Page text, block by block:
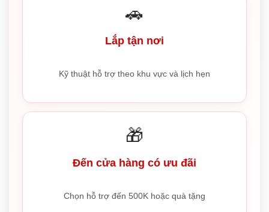
🚗
Lắp tận nơi
Kỹ thuật hỗ trợ theo khu vực và lịch hẹn
🎁
Đến cửa hàng có ưu đãi
Chọn hỗ trợ đến 500K hoặc quà tặng